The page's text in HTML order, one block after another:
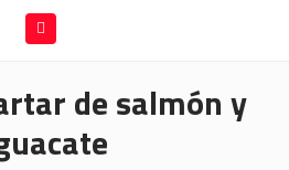
de salmón y